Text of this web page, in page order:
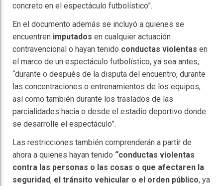
concreto en el espectáculo futbolístico”.
En el documento además se incluyó a quienes se
encuentren imputados en cualquier actuación
contravencional o hayan tenido conductas violentas en
el marco de un espectáculo futbolístico, ya sea antes,
“durante o después de la disputa del encuentro, durante
las concentraciones o entrenamientos de los equipos,
así como también durante los traslados de las
parcialidades hacia o desde el estadio deportivo donde
se desarrolle el espectáculo”.
Las restricciones también comprenderán a partir de
ahora a quienes hayan tenido “conductas violentas
contra las personas o las cosas o que afectaren la
seguridad, el tránsito vehicular o el orden público, ya